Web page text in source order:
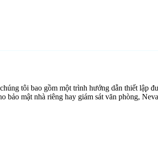
tôi bao gồm một trình hướng dẫn thiết lập
mật nhà riêng hay giám sát văn phòng,